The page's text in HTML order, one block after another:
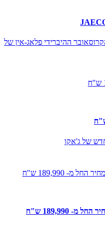
ההיברידי פלאג-אין של
של ג'אקו